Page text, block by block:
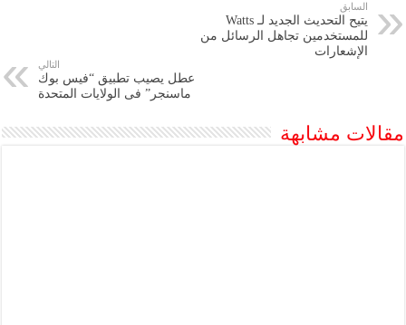
السابق
يتيح التحديث الجديد لـ Watts
للمستخدمين تجاهل الرسائل من
الإشعارات
التالي
عطل يصيب تطبيق “فيس بوك
ماسنجر” فى الولايات المتحدة
مقالات مشابهة